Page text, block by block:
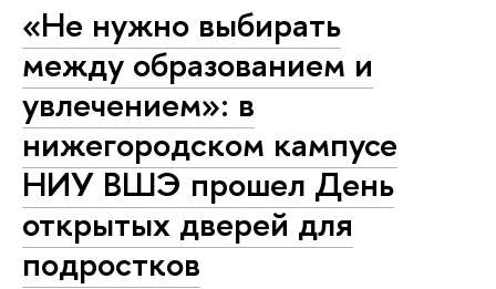
«Не нужно выбирать
между образованием и
увлечением»: в
нижегородском кампусе
НИУ ВШЭ прошел День
открытых дверей для
подростков